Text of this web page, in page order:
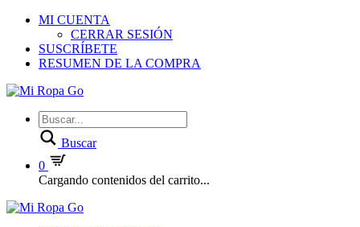
MI CUENTA
CERRAR SESIÓN
SUSCRÍBETE
RESUMEN DE LA COMPRA
Buscar
0
Cargando contenidos del carrito...